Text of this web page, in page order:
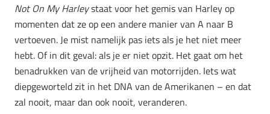
Not On My Harleystaat voor het gemis van Harley op
momenten dat ze op een andere manier van A naar B
vertoeven. Je mist namelijk pas iets als je het niet meer
hebt. Of in dit geval: als je er niet opzit. Het gaat om het
benadrukken van de vrijheid van motorrijden. Iets wat
diepgeworteld zit in het DNA van de Amerikanen – en dat
zal nooit, maar dan ook nooit, veranderen.